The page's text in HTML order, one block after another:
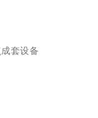
套设备